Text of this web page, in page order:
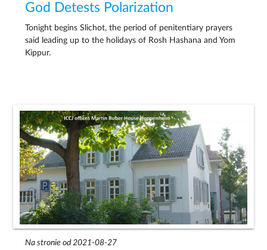
God Detests Polarization
Tonight begins Slichot, the period of penitentiary prayers
said leading up to the holidays of Rosh Hashana and Yom
Kippur.
Na stronie od 2021-08-27